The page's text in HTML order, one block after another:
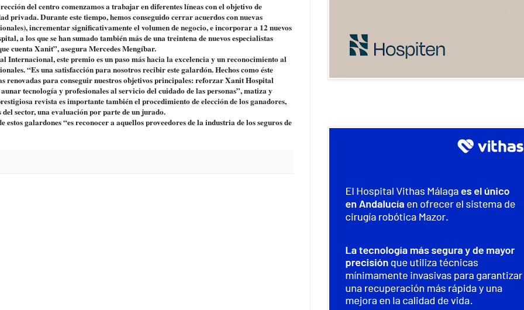
del centro comenzamos a trabajar en diferentes líneas con el objetivo de
Durante este tiempo, hemos conseguido cerrar acuerdos con nuevas
incrementar significativamente el volumen de negocio, e incorporar a 12 nuevos
a los que se han sumado también más de una treintena de nuevos especialistas
cuenta Xanit”, asegura Mercedes Mengíbar.
este premio es un paso más hacia la excelencia y un reconocimiento al
“Es una satisfacción para nosotros recibir este galardón. Hechos como éste
renovadas para conseguir nuestros objetivos principales: reforzar Xanit Hospital
tecnología y profesionales al servicio del cuidado de las personas”, matiza y
revista es importante también el procedimiento de elección de los ganadores,
sector, una evaluación por parte de un jurado.
galardones “es reconocer a aquellos proveedores de la industria de los seguros de